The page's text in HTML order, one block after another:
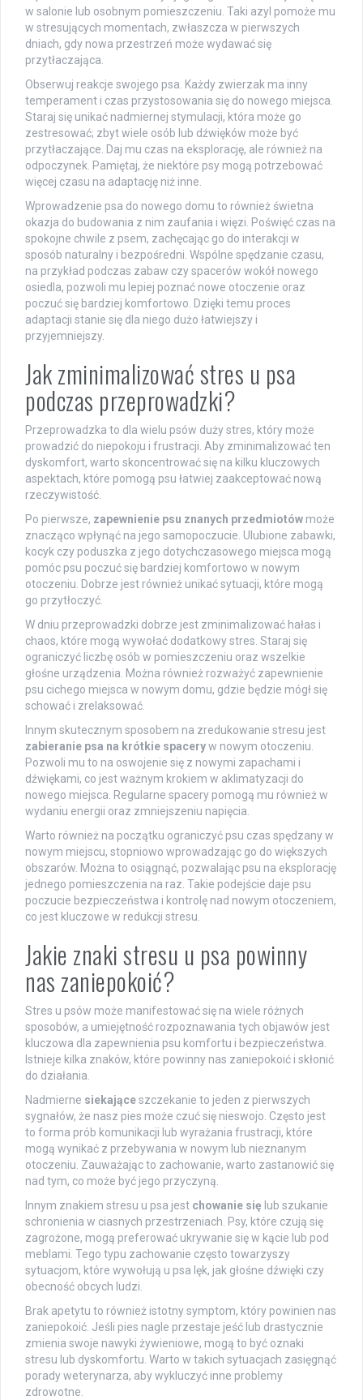
w salonie lub osobnym pomieszczeniu. Taki azyl pomoże mu
w stresujących momentach, zwłaszcza w pierwszych
dniach, gdy nowa przestrzeń może wydawać się
przytłaczająca.
Obserwuj reakcje swojego psa. Każdy zwierzak ma inny
temperament i czas przystosowania się do nowego miejsca.
Staraj się unikać nadmiernej stymulacji, która może go
zestresować; zbyt wiele osób lub dźwięków może być
przytłaczające. Daj mu czas na eksplorację, ale również na
odpoczynek. Pamiętaj, że niektóre psy mogą potrzebować
więcej czasu na adaptację niż inne.
Wprowadzenie psa do nowego domu to również świetna
okazja do budowania z nim zaufania i więzi. Poświęć czas na
spokojne chwile z psem, zachęcając go do interakcji w
sposób naturalny i bezpośredni. Wspólne spędzanie czasu,
na przykład podczas zabaw czy spacerów wokół nowego
osiedla, pozwoli mu lepiej poznać nowe otoczenie oraz
poczuć się bardziej komfortowo. Dzięki temu proces
adaptacji stanie się dla niego dużo łatwiejszy i
przyjemniejszy.
Jak zminimalizować stres u psa
podczas przeprowadzki?
Przeprowadzka to dla wielu psów duży stres, który może
prowadzić do niepokoju i frustracji. Aby zminimalizować ten
dyskomfort, warto skoncentrować się na kilku kluczowych
aspektach, które pomogą psu łatwiej zaakceptować nową
rzeczywistość.
Po pierwsze, zapewnienie psu znanych przedmiotów może
znacząco wpłynąć na jego samopoczucie. Ulubione zabawki,
kocyk czy poduszka z jego dotychczasowego miejsca mogą
pomóc psu poczuć się bardziej komfortowo w nowym
otoczeniu. Dobrze jest również unikać sytuacji, które mogą
go przytłoczyć.
W dniu przeprowadzki dobrze jest zminimalizować hałas i
chaos, które mogą wywołać dodatkowy stres. Staraj się
ograniczyć liczbę osób w pomieszczeniu oraz wszelkie
głośne urządzenia. Można również rozważyć zapewnienie
psu cichego miejsca w nowym domu, gdzie będzie mógł się
schować i zrelaksować.
Innym skutecznym sposobem na zredukowanie stresu jest
zabieranie psa na krótkie spaceryw nowym otoczeniu.
Pozwoli mu to na oswojenie się z nowymi zapachami i
dźwiękami, co jest ważnym krokiem w aklimatyzacji do
nowego miejsca. Regularne spacery pomogą mu również w
wydaniu energii oraz zmniejszeniu napięcia.
Warto również na początku ograniczyć psu czas spędzany w
nowym miejscu, stopniowo wprowadzając go do większych
obszarów. Można to osiągnąć, pozwalając psu na eksplorację
jednego pomieszczenia na raz. Takie podejście daje psu
poczucie bezpieczeństwa i kontrolę nad nowym otoczeniem,
co jest kluczowe w redukcji stresu.
Jakie znaki stresu u psa powinny
nas zaniepokoić?
Stres u psów może manifestować się na wiele różnych
sposobów, a umiejętność rozpoznawania tych objawów jest
kluczowa dla zapewnienia psu komfortu i bezpieczeństwa.
Istnieje kilka znaków, które powinny nas zaniepokoić i skłonić
do działania.
Nadmierne siekająceszczekanie to jeden z pierwszych
sygnałów, że nasz pies może czuć się nieswojo. Często jest
to forma prób komunikacji lub wyrażania frustracji, które
mogą wynikać z przebywania w nowym lub nieznanym
otoczeniu. Zauważając to zachowanie, warto zastanowić się
nad tym, co może być jego przyczyną.
Innym znakiem stresu u psa jest chowanie się lub szukanie
schronienia w ciasnych przestrzeniach. Psy, które czują się
zagrożone, mogą preferować ukrywanie się w kącie lub pod
meblami. Tego typu zachowanie często towarzyszy
sytuacjom, które wywołują u psa lęk, jak głośne dźwięki czy
obecność obcych ludzi.
Brak apetytu to również istotny symptom, który powinien nas
zaniepokoić. Jeśli pies nagle przestaje jeść lub drastycznie
zmienia swoje nawyki żywieniowe, mogą to być oznaki
stresu lub dyskomfortu. Warto w takich sytuacjach zasięgnąć
porady weterynarza, aby wykluczyć inne problemy
zdrowotne.